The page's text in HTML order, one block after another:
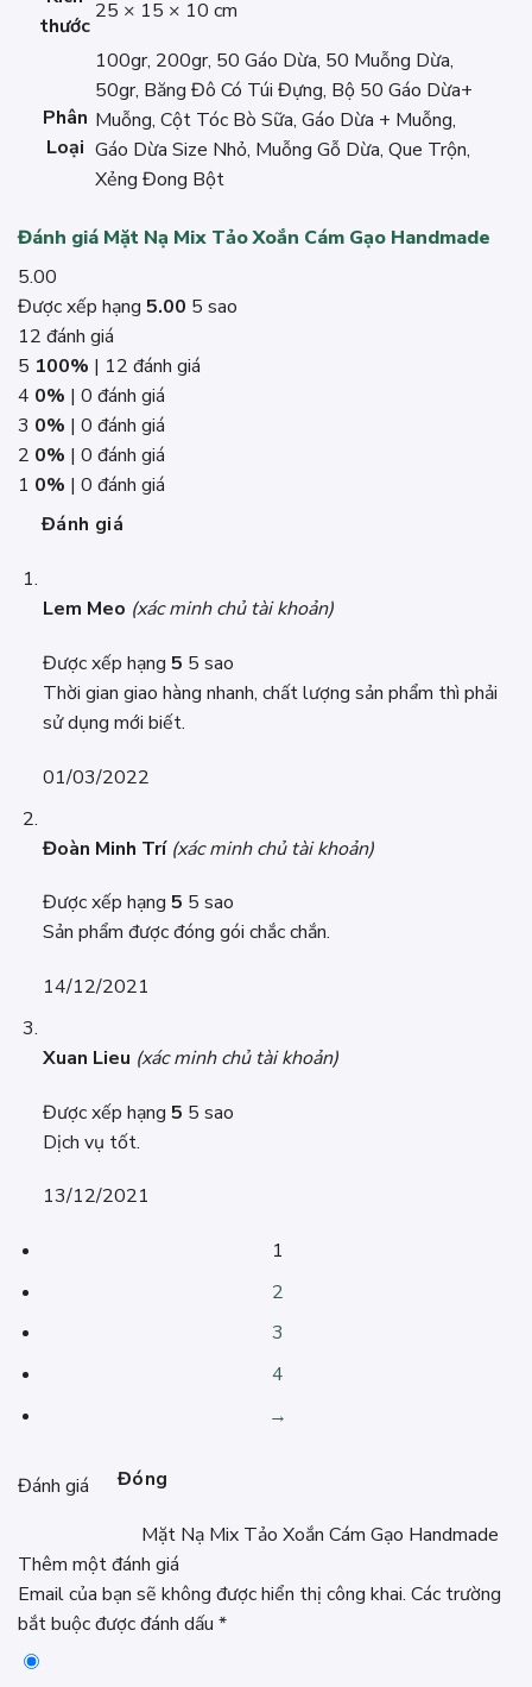
thước
25 × 15 × 10 cm
Phân
Loại
100gr, 200gr, 50 Gáo Dừa, 50 Muỗng Dừa,
50gr, Băng Đô Có Túi Đựng, Bộ 50 Gáo Dừa+
Muỗng, Cột Tóc Bò Sữa, Gáo Dừa + Muỗng,
Gáo Dừa Size Nhỏ, Muỗng Gỗ Dừa, Que Trộn,
Xẻng Đong Bột
Đánh giá Mặt Nạ Mix Tảo Xoắn Cám Gạo Handmade
5.00
Được xếp hạng 5.00 5 sao
12 đánh giá
5 100% | 12 đánh giá
4 0% | 0 đánh giá
3 0% | 0 đánh giá
2 0% | 0 đánh giá
1 0% | 0 đánh giá
Đánh giá
Lem Meo (xác minh chủ tài khoản)
Được xếp hạng 5 5 sao
Thời gian giao hàng nhanh, chất lượng sản phẩm thì phải
sử dụng mới biết.
01/03/2022
Đoàn Minh Trí (xác minh chủ tài khoản)
Được xếp hạng 5 5 sao
Sản phẩm được đóng gói chắc chắn.
14/12/2021
Xuan Lieu (xác minh chủ tài khoản)
Được xếp hạng 5 5 sao
Dịch vụ tốt.
13/12/2021
1
2
3
4
→
Đánh giá Đóng
Mặt Nạ Mix Tảo Xoắn Cám Gạo Handmade
Thêm một đánh giá
Email của bạn sẽ không được hiển thị công khai. Các trường
bắt buộc được đánh dấu *